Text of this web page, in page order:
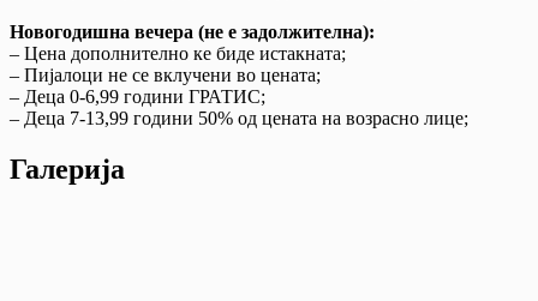
Новогодишна вечера (не е задолжителна):
– Цена дополнително ке биде истакната;
– Пијалоци не се вклучени во цената;
– Деца 0-6,99 години ГРАТИС;
– Деца 7-13,99 години 50% од цената на возрасно лице;
Галерија